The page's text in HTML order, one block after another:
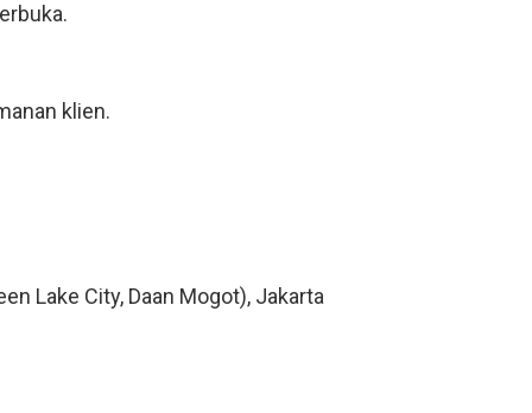
klien.
Lake City, Daan Mogot), Jakarta